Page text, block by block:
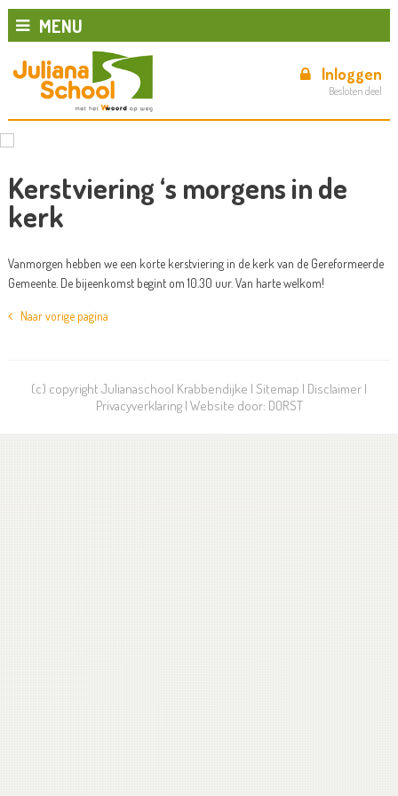
MENU
Inloggen
Besloten deel
Kerstviering ‘s morgens in de
kerk
Vanmorgen hebben we een korte kerstviering in de kerk van de Gereformeerde
Gemeente. De bijeenkomst begint om 10.30 uur. Van harte welkom!
Naar vorige pagina
(c) copyright Julianaschool Krabbendijke | Sitemap | Disclaimer |
Privacyverklaring| Website door: DORST